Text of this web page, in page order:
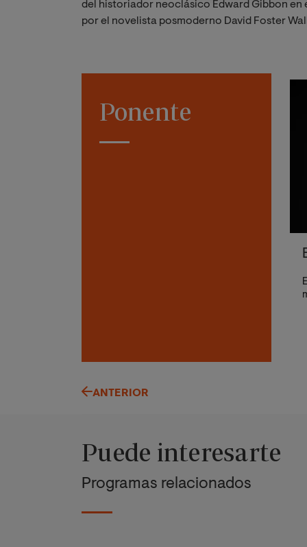
del historiador neoclásico Edward Gibbon en
por el novelista posmoderno David Foster
Ponente
ANTERIOR
Puede interesarte
Programas relacionados